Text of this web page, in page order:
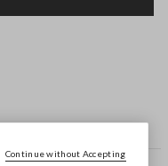
Continue without Accepting